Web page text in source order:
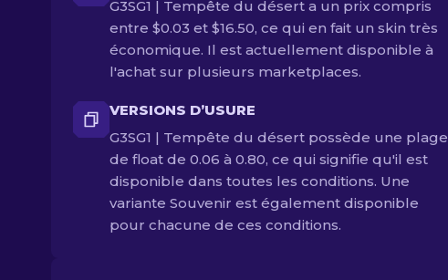
G3SG1 | Tempête du désert a un prix compris
entre $0.03 et $16.50, ce qui en fait un skin très
économique. Il est actuellement disponible à
l'achat sur plusieurs marketplaces.
VERSIONS D’USURE
G3SG1 | Tempête du désert possède une plage
de float de 0.06 à 0.80, ce qui signifie qu'il est
disponible dans toutes les conditions. Une
variante Souvenir est également disponible
pour chacune de ces conditions.